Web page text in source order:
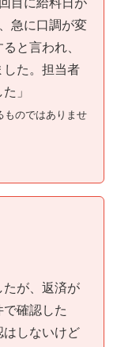
急に口調が変
と言われ、
した。担当者
」
ものではありませ
たが、返済が
確認した
はしないけど